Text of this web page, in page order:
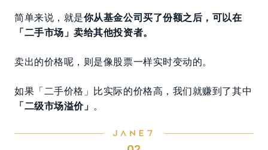
简单来说，就是你从基金公司买了份额之后，可以在
「二手市场」卖给其他投资者。
卖出的价格呢，则是像股票一样实时变动的。
如果「二手价格」比实际的价格高，我们就赚到了其中
「二级市场溢价」 。